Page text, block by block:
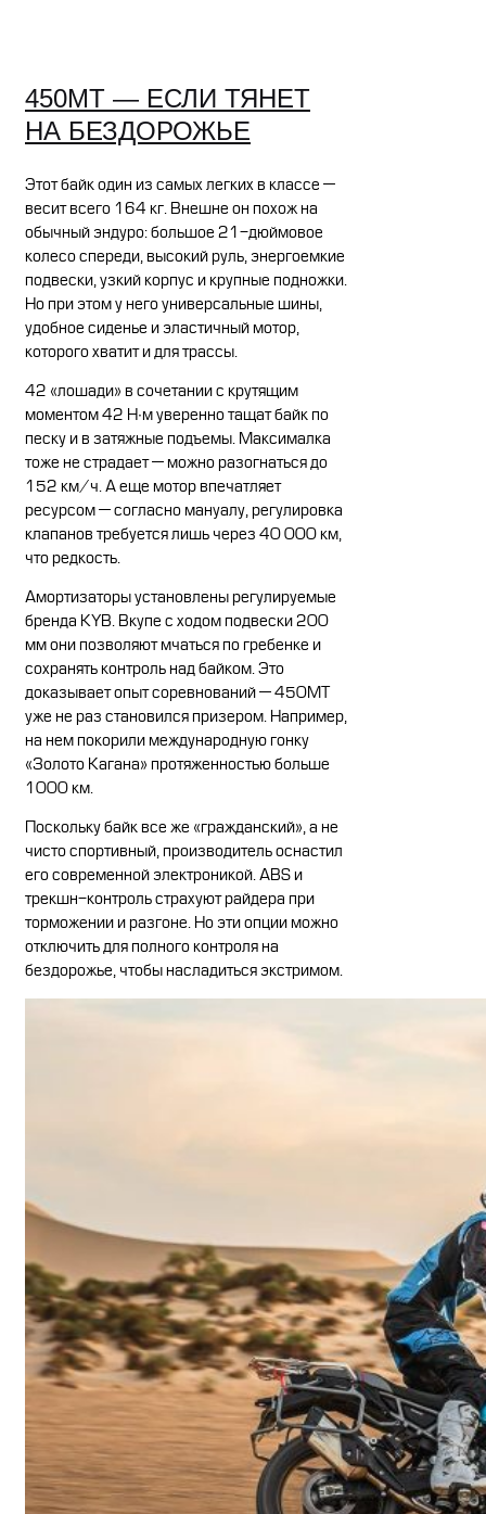
450MT — ЕСЛИ ТЯНЕТ
НА БЕЗДОРОЖЬЕ
Этот байк один из самых легких в классе —
весит всего 164 кг. Внешне он похож на
обычный эндуро: большое 21-дюймовое
колесо спереди, высокий руль, энергоемкие
подвески, узкий корпус и крупные подножки.
Но при этом у него универсальные шины,
удобное сиденье и эластичный мотор,
которого хватит и для трассы.
42 «лошади» в сочетании с крутящим
моментом 42 Н∙м уверенно тащат байк по
песку и в затяжные подъемы. Максималка
тоже не страдает — можно разогнаться до
152 км/ч. А еще мотор впечатляет
ресурсом — согласно мануалу, регулировка
клапанов требуется лишь через 40 000 км,
что редкость.
Амортизаторы установлены регулируемые
бренда KYB. Вкупе с ходом подвески 200
мм они позволяют мчаться по гребенке и
сохранять контроль над байком. Это
доказывает опыт соревнований — 450MT
уже не раз становился призером. Например,
на нем покорили международную гонку
«Золото Кагана» протяженностью больше
1000 км.
Поскольку байк все же «гражданский», а не
чисто спортивный, производитель оснастил
его современной электроникой. ABS и
трекшн-контроль страхуют райдера при
торможении и разгоне. Но эти опции можно
отключить для полного контроля на
бездорожье, чтобы насладиться экстримом.